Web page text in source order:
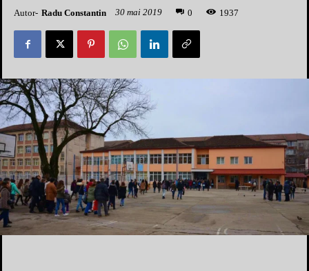
Autor- Radu Constantin 30 mai 2019 0 1 937